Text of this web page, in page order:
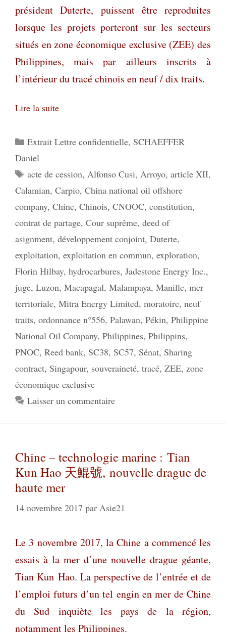
président Duterte, puissent être reproduites
lorsque les projets porteront sur les secteurs
situés en zone économique exclusive (ZEE) des
Philippines, mais par ailleurs inscrits à
l’intérieur du tracé chinois en neuf / dix traits.
Lire la suite
Catégories
Extrait Lettre confidentielle, SCHAEFFER
Daniel
Étiquettes
acte de cession, Alfonso Cusi, Arroyo, article XII,
Calamian, Carpio, China national oil offshore
company, Chine, Chinois, CNOOC, constitution,
contrat de partage, Cour suprême, deed of
asignment, développement conjoint, Duterte,
exploitation, exploitation en commun, exploration,
Florin Hilbay, hydrocarbures, Jadestone Energy Inc.,
juge, Luzon, Macapagal, Malampaya, Manille, mer
territoriale, Mitra Energy Limited, moratoire, neuf
traits, ordonnance n°556, Palawan, Pékin, Philippine
National Oil Company, Philippines, Philippins,
PNOC, Reed bank, SC38, SC57, Sénat, Sharing
contract, Singapour, souveraineté, tracé, ZEE, zone
économique exclusive
Laisser un commentaire
Chine – technologie marine : Tian
Kun Hao 天鯤號, nouvelle drague de
haute mer
14 novembre 2017 par Asie21
Le 3 novembre 2017, la Chine a commencé les
essais à la mer d’une nouvelle drague géante,
Tian Kun Hao. La perspective de l’entrée et de
l’emploi futurs d’un tel engin en mer de Chine
du Sud inquiète les pays de la région,
notamment les Philippines.